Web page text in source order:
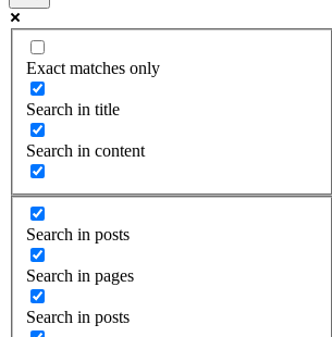
Exact matches only
Search in title
Search in content
Search in posts
Search in pages
Search in posts